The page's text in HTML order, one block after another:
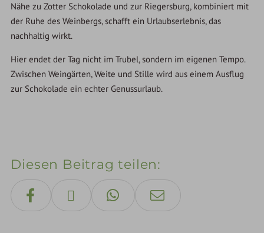
Nähe zu Zotter Schokolade und zur Riegersburg, kombiniert mit
der Ruhe des Weinbergs, schafft ein Urlaubserlebnis, das
nachhaltig wirkt.
Hier endet der Tag nicht im Trubel, sondern im eigenen Tempo.
Zwischen Weingärten, Weite und Stille wird aus einem Ausflug
zur Schokolade ein echter Genussurlaub.
Diesen Beitrag teilen